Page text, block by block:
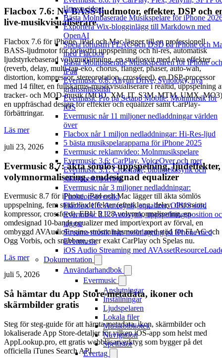
låttextwidget
Bästa Molnbaserade Musikspelare för iPhone
Exportera Wix-blogginlägg till Markdown med
OpenAI
Spela förlustfri FLAC och DSD på iPhone och
med Flacbox
Bästa Molnbaserade Musikspelaren för iPhone och
iPad
Evermusic 6.8: Aliyun Drive, Synology, nya
gränssnittsstilar
Evermusic Pro på Setapp Mobile: Molnmusik för
iOS
Evermusic når 11 miljoner nedladdningar världen
över
Flacbox når 1 miljon nedladdningar: Hi-Res-ljud
5 bästa musikspelarapparna för iPhone 2025
Evermusic reklamvideo: Molnmusikspelare
Evermusic 3.6: CarPlay, VoiceOver och mer
Evermusic 3.1: Crossfade, bibliotekssynk och
säkerhetskopiering
Evermusic når 3 miljoner nedladdningar:
Funktionsöversikt
Flacbox 1.6: Autosynk, equalizer, OPUS-stöd
Evermusic 2.3: Autosynk, uppspelningsposition
taggar
Streama musik från molnlagring på iPhone med
Evermusic
iOS Audio Streaming med
Dokumentation
Användarhandbok
Evermusic
Anslutningar
Inställningar
Ljudspelaren
Lokala filer
Musikbibliotek
Navigation
Spellistor
Evertag
Flacbox 7.6: Ny BASS-ljudmotor, effekter, DSP och
live-musikvisualiserare
Flacbox 7.6 för iPhone, iPad och Mac lägger till en professionell
BASS-ljudmotor för förlustfri uppspelning och hi-res, automatisk
ljudstyrkebaserad volymutjämning, en studiosvit med elva effekter
(reverb, delay, multi-tap-eko, chorus, flanger, phaser, auto-wah,
distortion, kompressor, stereorotation, crossfeed), en DSP-processor
med 14 filter, en fullskärms-musikvisualiserare i realtid, uppspelning
tracker- och MOD-musik (MOD, XM, IT, S3M, MTM, UMX,
en uppfräschad design för effekter och equalizer samt CarPlay-
förbättringar.
Läs mer
juli 23, 2026
Evermusic 8.7: äkta sömlös uppspelning, ljudeffekter,
volymnormalisering, omdesignad equalizer
Evermusic 8.7 för iPhone, iPad och Mac lägger till äkta sömlös
uppspelning, fem studioljudeffekter (efterklang, delay, distorsion,
kompressor, crossfeed), EBU R128-volymnormalisering, en
omdesignad 10-bands equalizer med import/export av förval, en
ombyggd AVAudioEngine-strömningsmotor med stöd för FLAC och
Ogg Vorbis, och snabbare, mer exakt CarPlay och Spelas nu.
Läs mer
juli 5, 2026
Så hämtar du App Store-metadata, ikoner och
skärmbilder gratis
Steg för steg-guide för att hämta metadata, ikon, skärmbilder och
lokaliserade App Store-detaljer för vilken iOS-app som helst med
AppLookup.pro, ett gratis webbläsarverktyg som bygger på det
officiella iTunes Search API.